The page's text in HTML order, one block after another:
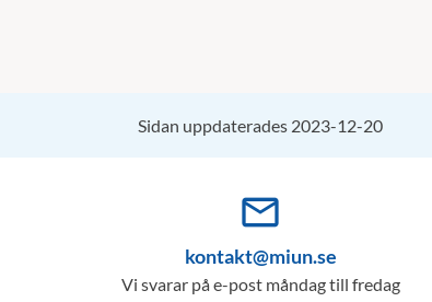
Sidan uppdaterades 2023-12-20
mail_outline
kontakt@miun.se
Vi svarar på e-post måndag till fredag